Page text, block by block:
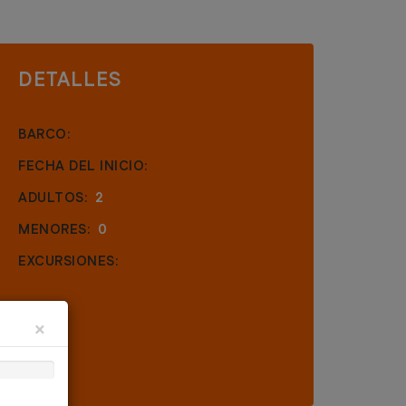
DETALLES
BARCO:
FECHA DEL INICIO:
ADULTOS: 2
MENORES: 0
EXCURSIONES:
×